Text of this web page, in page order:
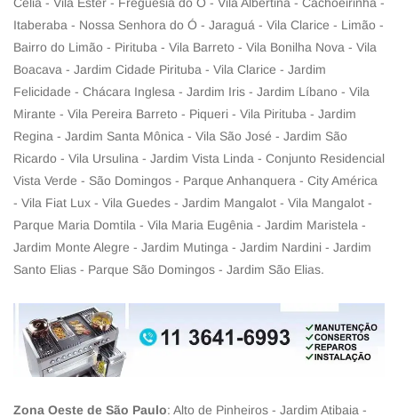
Itaberaba - Nossa Senhora do Ó - Jaraguá - Vila Clarice - Limão -
Bairro do Limão - Pirituba - Vila Barreto - Vila Bonilha Nova - Vila
Boacava - Jardim Cidade Pirituba - Vila Clarice - Jardim
Felicidade - Chácara Inglesa - Jardim Iris - Jardim Líbano - Vila
Mirante - Vila Pereira Barreto - Piqueri - Vila Pirituba - Jardim
Regina - Jardim Santa Mônica - Vila São José - Jardim São
Ricardo - Vila Ursulina - Jardim Vista Linda - Conjunto Residencial
Vista Verde - São Domingos - Parque Anhanquera - City América
- Vila Fiat Lux - Vila Guedes - Jardim Mangalot - Vila Mangalot -
Parque Maria Domtila - Vila Maria Eugênia - Jardim Maristela -
Jardim Monte Alegre - Jardim Mutinga - Jardim Nardini - Jardim
Santo Elias - Parque São Domingos - Jardim São Elias.
Zona Oeste de São Paulo: Alto de Pinheiros - Jardim Atibaia -